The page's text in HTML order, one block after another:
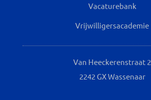
Vacaturebank
Vrijwilligersacademie
Van Heeckerenstraat 2
2242 GX Wassenaar